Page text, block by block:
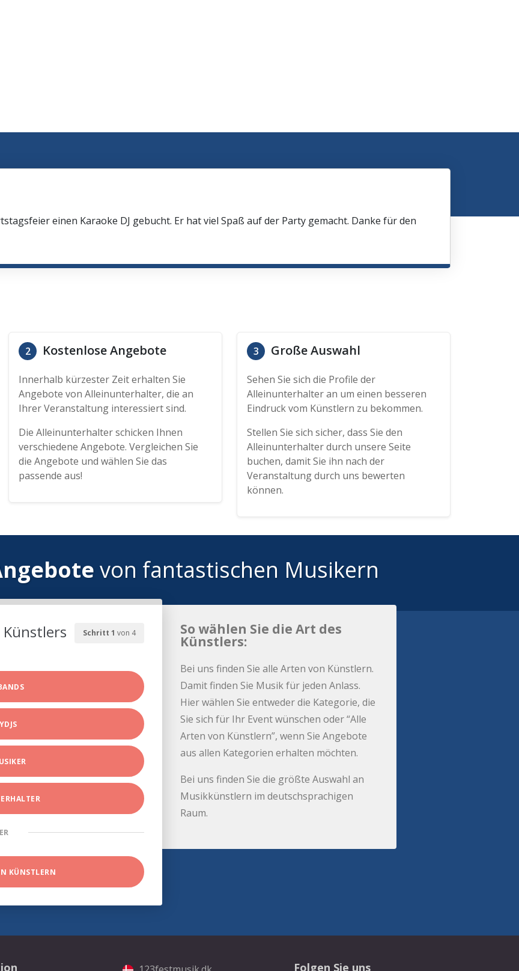
einen Karaoke DJ gebucht. Er hat viel Spaß auf der Party gemacht. Danke für den
2 Kostenlose Angebote
Innerhalb kürzester Zeit erhalten Sie
Angebote von Alleinunterhalter, die an
Ihrer Veranstaltung interessiert sind.
Die Alleinunterhalter schicken Ihnen
verschiedene Angebote. Vergleichen Sie
die Angebote und wählen Sie das
passende aus!
3 Große Auswahl
Sehen Sie sich die Profile der
Alleinunterhalter an um einen besseren
Eindruck vom Künstlern zu bekommen.
Stellen Sie sich sicher, dass Sie den
Alleinunterhalter durch unsere Seite
buchen, damit Sie ihn nach der
Veranstaltung durch uns bewerten
können.
von fantastischen Musikern
Schritt 1 von 4
Künstlers
KÜNSTLERN
So wählen Sie die Art des
Künstlers:
Bei uns finden Sie alle Arten von Künstlern.
Damit finden Sie Musik für jeden Anlass.
Hier wählen Sie entweder die Kategorie, die
Sie sich für Ihr Event wünschen oder “Alle
Arten von Künstlern”, wenn Sie Angebote
aus allen Kategorien erhalten möchten.
Bei uns finden Sie die größte Auswahl an
Musikkünstlern im deutschsprachigen
Raum.
Folgen Sie uns